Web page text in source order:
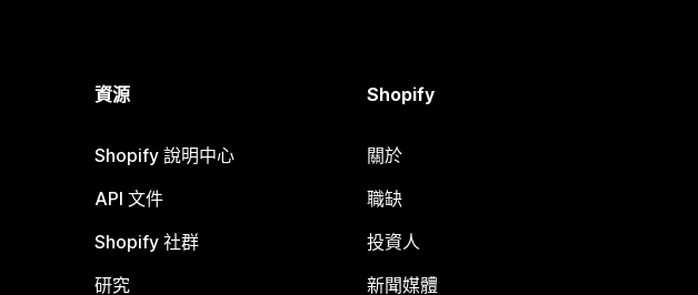
資源
Shopify 說明中心
API 文件
Shopify 社群
研究
Shopify
關於
職缺
投資人
新聞媒體